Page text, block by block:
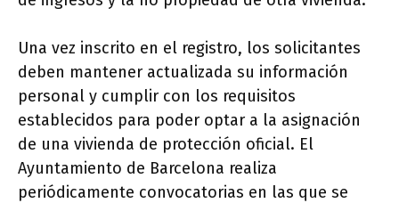
Una vez inscrito en el registro, los solicitantes
deben mantener actualizada su información
personal y cumplir con los requisitos
establecidos para poder optar a la asignación
de una vivienda de protección oficial. El
Ayuntamiento de Barcelona realiza
periódicamente convocatorias en las que se